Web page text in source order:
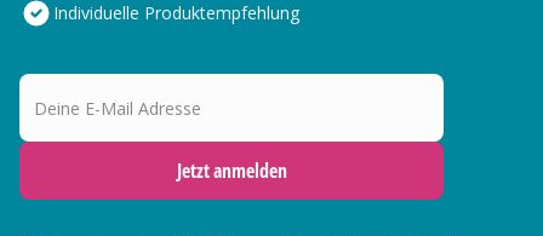
Individuelle Produktempfehlung
Deine E-Mail Adresse
Jetzt anmelden